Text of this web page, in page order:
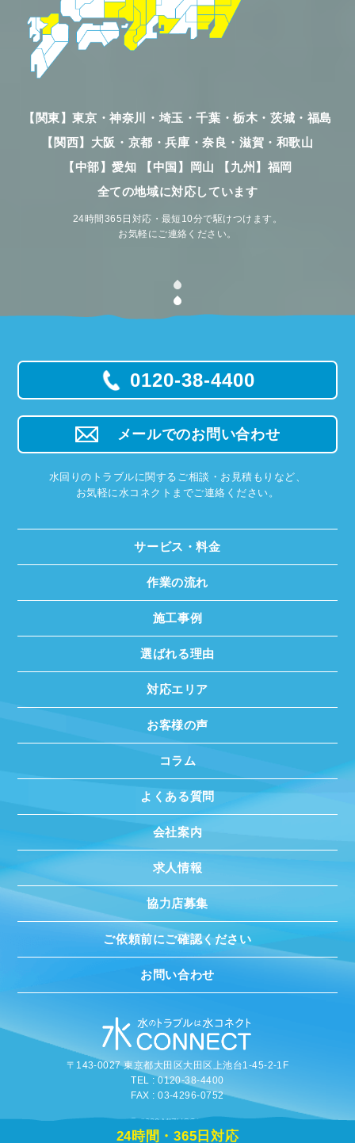
24時間・365日対応
【関東】東京・神奈川・埼玉・千葉・栃木・茨城・福島
【関西】大阪・京都・兵庫・奈良・滋賀・和歌山
【中部】愛知 【中国】岡山 【九州】福岡
全ての地域に対応しています
24時間365日対応・最短10分で駆けつけます。
お気軽にご連絡ください。
0120-38-4400
メールでのお問い合わせ
水回りのトラブルに関するご相談・お見積もりなど、
お気軽に水コネクトまでご連絡ください。
サービス・料金
作業の流れ
施工事例
選ばれる理由
対応エリア
お客様の声
コラム
よくある質問
会社案内
求人情報
協力店募集
ご依頼前にご確認ください
お問い合わせ
〒143-0027 東京都大田区大田区上池台1-45-2-1F
TEL : 0120-38-4400
FAX : 03-4296-0752
© 2020 MIZUCONNECT